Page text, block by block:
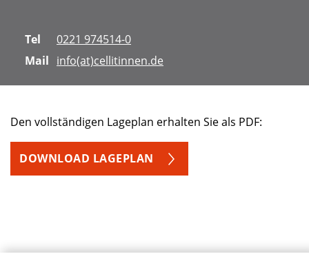
Tel
0221 974514-0
Mail info(at)cellitinnen.de
Den vollständigen Lageplan erhalten Sie als PDF:
DOWNLOAD LAGEPLAN